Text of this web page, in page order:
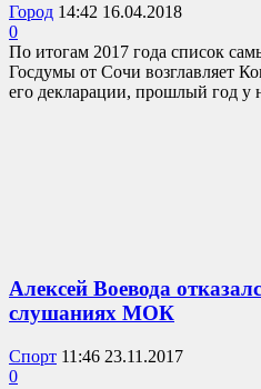
Город 14:42 16.04.2018
0
По итогам 2017 года список
Госдумы от Сочи возглавляет
его декларации, прошлый год у
Алексей Воевода
слушаниях МОК
Спорт 11:46 23.11.2017
0